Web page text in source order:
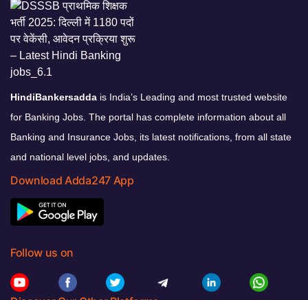
HindiBankersadda is India’s Leading and most trusted website
for Banking Jobs. The portal has complete information about all
Banking and Insurance Jobs, its latest notifications, from all state
and national level jobs, and updates.
Download Adda247 App
Follow us on